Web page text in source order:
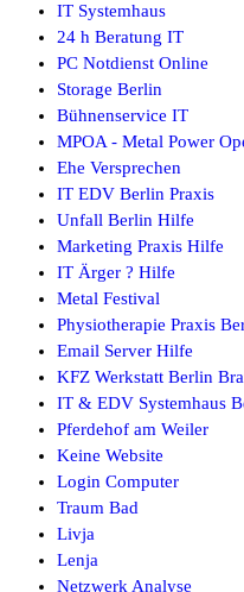
IT Systemhaus
24 h Beratung IT
PC Notdienst Online
Storage Berlin
Bühnenservice IT
MPOA - Metal Power
Ehe Versprechen
IT EDV Berlin Praxis
Unfall Berlin Hilfe
Marketing Praxis Hilfe
IT Ärger ? Hilfe
Metal Festival
Physiotherapie Praxis
Email Server Hilfe
KFZ Werkstatt Berlin
IT & EDV Systemhaus
Pferdehof am Weiler
Keine Website
Login Computer
Traum Bad
Livja
Lenja
Netzwerk Analyse